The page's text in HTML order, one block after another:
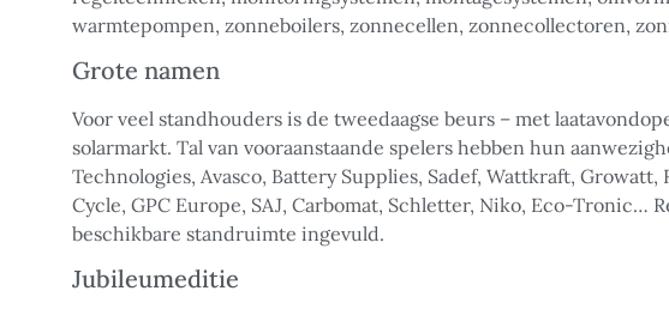
warmtepompen, zonneboilers, zonnecellen, zonnecollectoren,
Grote namen
Voor veel standhouders is de tweedaagse beurs – met
solarmarkt. Tal van vooraanstaande spelers hebben hun
Technologies, Avasco, Battery Supplies, Sadef, Wattkraft, Growatt,
Cycle, GPC Europe, SAJ, Carbomat, Schletter, Niko, Eco-Tronic…
beschikbare standruimte ingevuld.
Jubileumeditie